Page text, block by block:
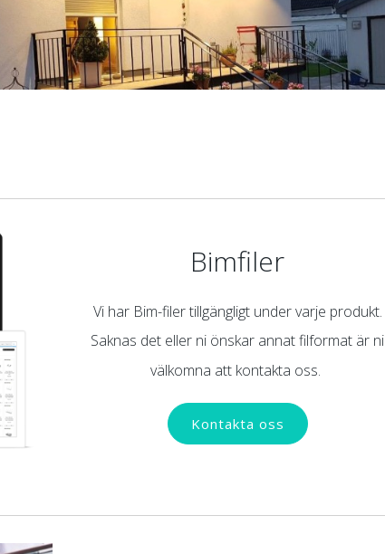
Bimfiler
Vi har Bim-filer tillgängligt under varje produkt.
Saknas det eller ni önskar annat filformat är ni
välkomna att kontakta oss.
Kontakta oss